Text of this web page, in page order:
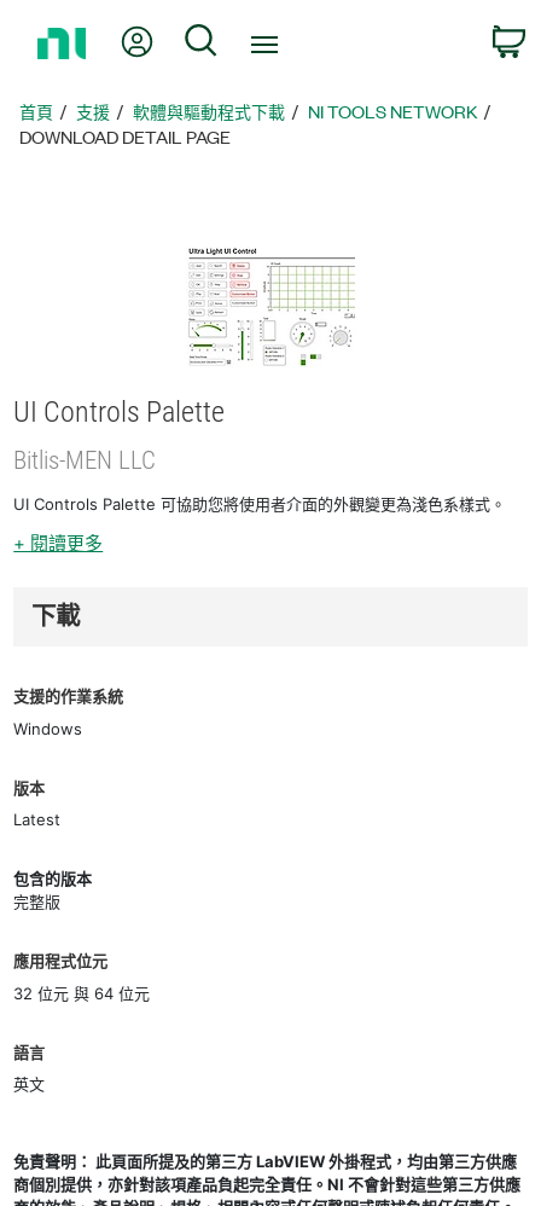
頁
我的帳號 搜尋
首頁 支援 軟體與驅動程式下載
NI TOOLS NETWORK
DOWNLOAD DETAIL PAGE
UI Controls Palette
Bitlis-MEN LLC
UI Controls Palette 可協助您將使用者介面的外觀變更為淺色系樣式。
+ 閱讀更多
下載
支援的作業系統
Windows
版本
Latest
包含的版本
完整版
應用程式位元
32 位元 與 64 位元
語言
英文
免責聲明： 此頁面所提及的第三方 LabVIEW 外掛程式，均由第三方供應
商個別提供，亦針對該項產品負起完全責任。NI 不會針對這些第三方供應